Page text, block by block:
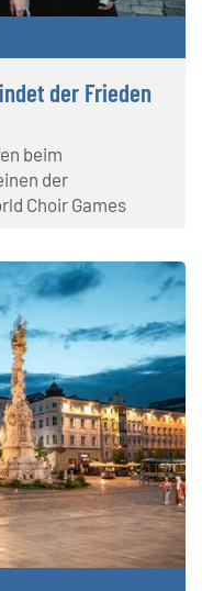
der Frieden
beim
der
Choir Games